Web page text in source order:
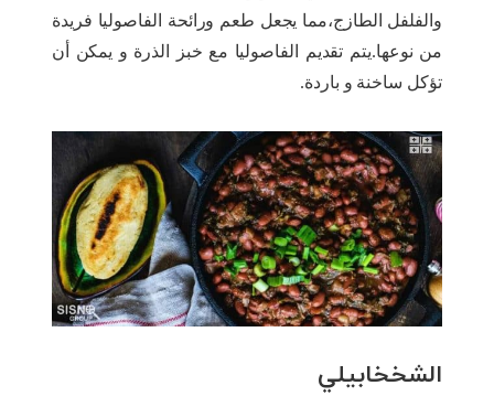
والفلفل الطازج،مما يجعل طعم ورائحة الفاصوليا فريدة
من نوعها.يتم تقديم الفاصوليا مع خبز الذرة و يمكن أن
تؤكل ساخنة و باردة.
الشخخابيلي